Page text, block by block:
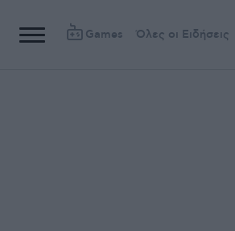
Games Όλες οι Ειδήσεις